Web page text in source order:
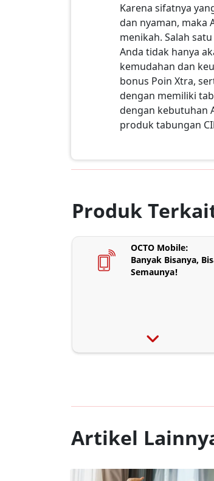
Karena sifatnya
dan nyaman, maka
menikah. Salah
Anda tidak hanya
kemudahan dan
bonus Poin Xtra,
dengan memiliki
dengan kebutuhan
produk tabungan
Produk
OCTO Mobile:
Banyak Bisanya,
Semaunya!
Artikel